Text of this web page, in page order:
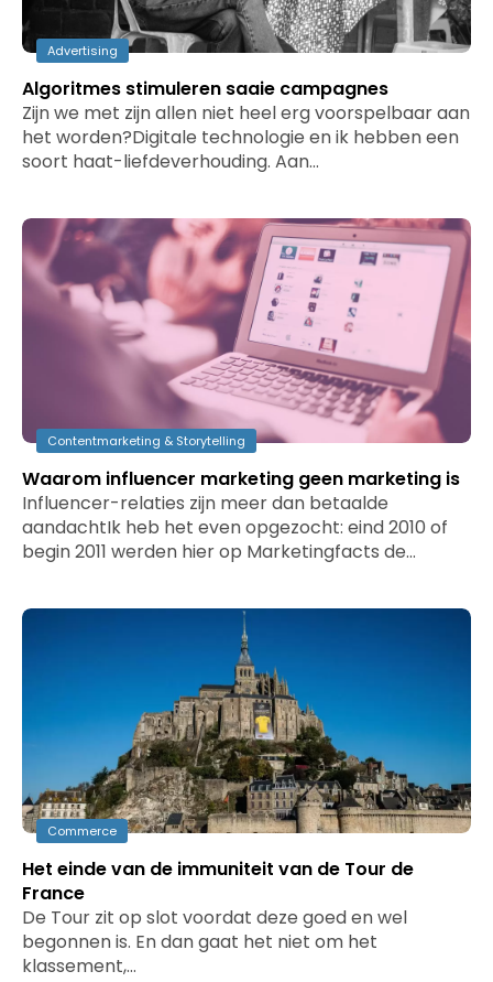
Advertising
Algoritmes stimuleren saaie campagnes
Zijn we met zijn allen niet heel erg voorspelbaar aan
het worden?Digitale technologie en ik hebben een
soort haat-liefdeverhouding. Aan…
Contentmarketing & Storytelling
Waarom influencer marketing geen marketing is
Influencer-relaties zijn meer dan betaalde
aandachtIk heb het even opgezocht: eind 2010 of
begin 2011 werden hier op Marketingfacts de…
Commerce
Het einde van de immuniteit van de Tour de
France
De Tour zit op slot voordat deze goed en wel
begonnen is. En dan gaat het niet om het
klassement,…